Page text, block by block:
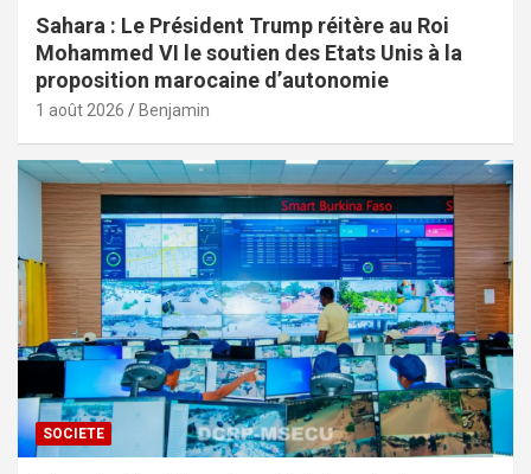
Sahara : Le Président Trump réitère au Roi
Mohammed VI le soutien des Etats Unis à la
proposition marocaine d’autonomie
1 août 2026 Benjamin
SOCIETE